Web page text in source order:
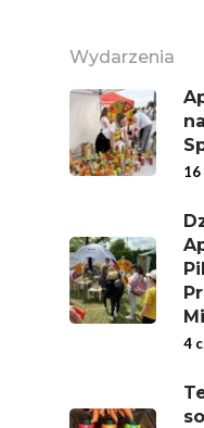
Wydarzenia
4